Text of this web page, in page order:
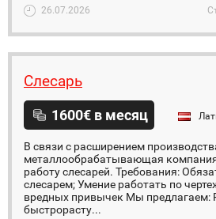
26.07.2026
Слесарь
1600€ в месяц
В связи с расширением
металлообрабатывающая
работу слесарей. Требования:
слесарем; Умение работать по
вредных привычек Мы предлагаем:
быстрорасту...